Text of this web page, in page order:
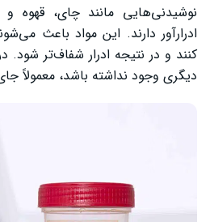
نوشیدنی‌هایی مانند چای،
ادرارآور دارند. این مواد باعث
کنند و در نتیجه ادرار شفاف‌تر شود.
دیگری وجود نداشته باشد، معمولاً